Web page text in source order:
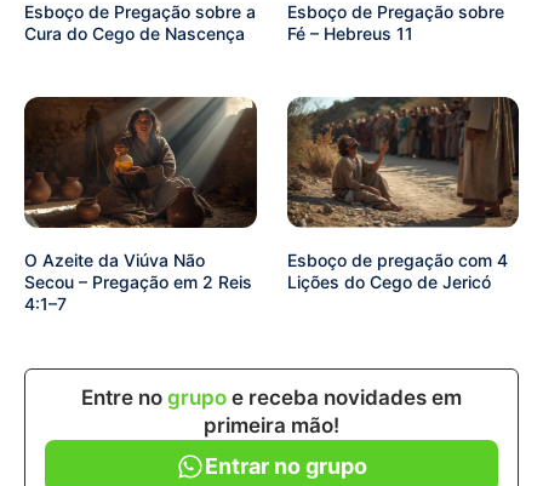
Esboço de Pregação sobre a
Cura do Cego de Nascença
Esboço de Pregação sobre
Fé – Hebreus 11
O Azeite da Viúva Não
Secou – Pregação em 2 Reis
4:1–7
Esboço de pregação com 4
Lições do Cego de Jericó
Entre no grupo e receba novidades em
primeira mão!
Entrar no grupo